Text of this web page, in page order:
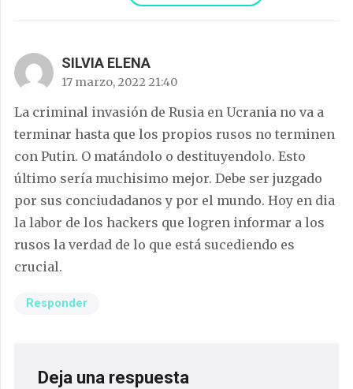
SILVIA ELENA
17 marzo, 2022 21:40
La criminal invasión de Rusia en Ucrania no va a
terminar hasta que los propios rusos no terminen
con Putin. O matándolo o destituyendolo. Esto
último sería muchisimo mejor. Debe ser juzgado
por sus conciudadanos y por el mundo. Hoy en dia
la labor de los hackers que logren informar a los
rusos la verdad de lo que está sucediendo es
crucial.
Responder
Deja una respuesta